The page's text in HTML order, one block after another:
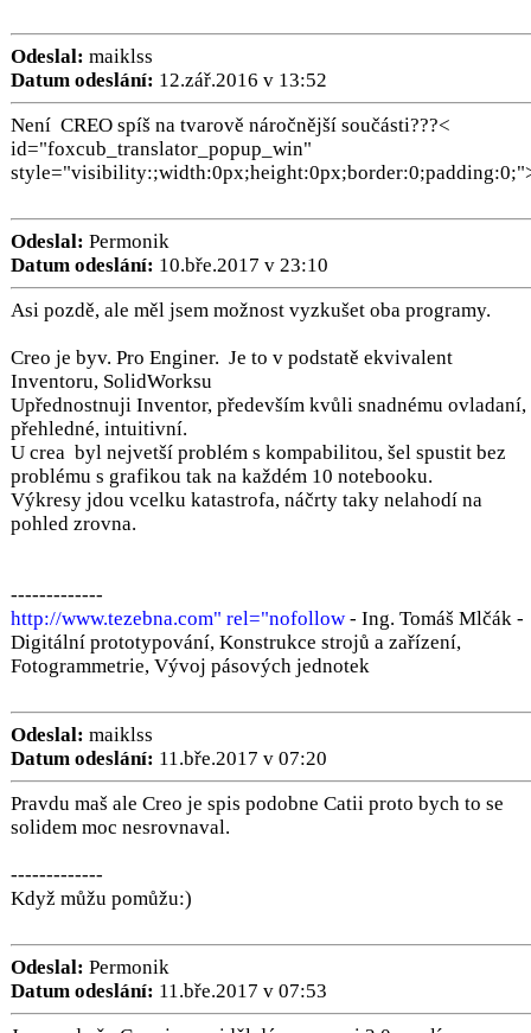
Odeslal: maiklss
Datum odeslání: 12.zář.2016 v 13:52
Není CREO spíš na tvarově náročnější součásti???<
id="foxcub_translator_popup_win"
Odeslal: Permonik
Datum odeslání: 10.bře.2017 v 23:10
Asi pozdě, ale měl jsem možnost vyzkušet oba programy.
Creo je byv. Pro Enginer. Je to v podstatě ekvivalent
Inventoru, SolidWorksu
Upřednostnuji Inventor, především kvůli snadnému ovladaní,
přehledné, intuitivní.
U crea byl nejvetší problém s kompabilitou, šel spustit bez
problému s grafikou tak na každém 10 notebooku.
Výkresy jdou vcelku katastrofa, náčrty taky nelahodí na
pohled zrovna.
-------------
http://www.tezebna.com" rel="nofollow - Ing. Tomáš Mlčák -
Digitální prototypování, Konstrukce strojů a zařízení,
Fotogrammetrie, Vývoj pásových jednotek
Odeslal: maiklss
Datum odeslání: 11.bře.2017 v 07:20
Pravdu maš ale Creo je spis podobne Catii proto bych to se
solidem moc nesrovnaval.
-------------
Když můžu pomůžu:)
Odeslal: Permonik
Datum odeslání: 11.bře.2017 v 07:53